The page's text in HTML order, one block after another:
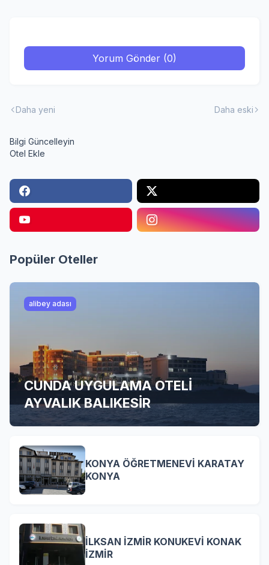
Yorum Gönder (0)
Daha yeni Daha eski
Bilgi Güncelleyin
Otel Ekle
Popüler Oteller
alibey adası
CUNDA UYGULAMA OTELİ
AYVALIK BALIKESİR
KONYA ÖĞRETMENEVİ KARATAY
KONYA
İLKSAN İZMİR KONUKEVİ KONAK
İZMİR